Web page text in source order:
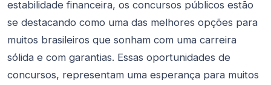
estabilidade financeira, os concursos públicos estão
se destacando como uma das melhores opções para
muitos brasileiros que sonham com uma carreira
sólida e com garantias. Essas oportunidades de
concursos, representam uma esperança para muitos